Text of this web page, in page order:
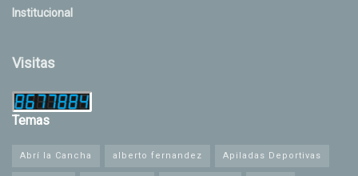
Institucional
Visitas
Temas
Abrí la Cancha alberto fernandez Apiladas Deportivas